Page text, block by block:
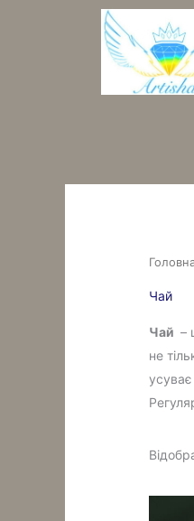
Чай
Чай –
не